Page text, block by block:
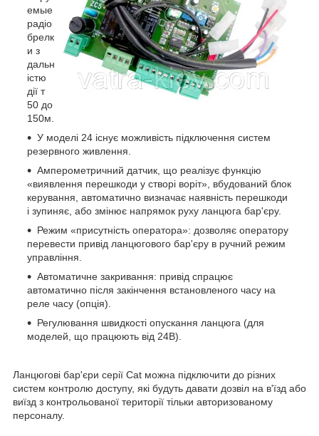
емые
радіо
брелк
и з
дальн
істю
дії т
50 до
150м.
У моделі 24 існує можливість підключення систем
резервного живлення.
Амперометричний датчик, що реалізує функцію
«виявлення перешкоди у створі воріт», вбудований блок
керування, автоматично визначає наявність перешкоди
і зупиняє, або змінює напрямок руху ланцюга бар'єру.
Режим «присутність оператора»: дозволяє оператору
перевести привід ланцюгового бар'єру в ручний режим
управління.
Автоматичне закривання: привід спрацює
автоматично після закінчення встановленого часу на
реле часу (опція).
Регулювання швидкості опускання ланцюга (для
моделей, що працюють від 24В).
Ланцюгові бар'єри серії Cat можна підключити до різних
систем контролю доступу, які будуть давати дозвіл на в'їзд або
виїзд з контрольованої території тільки авторизованому
персоналу.